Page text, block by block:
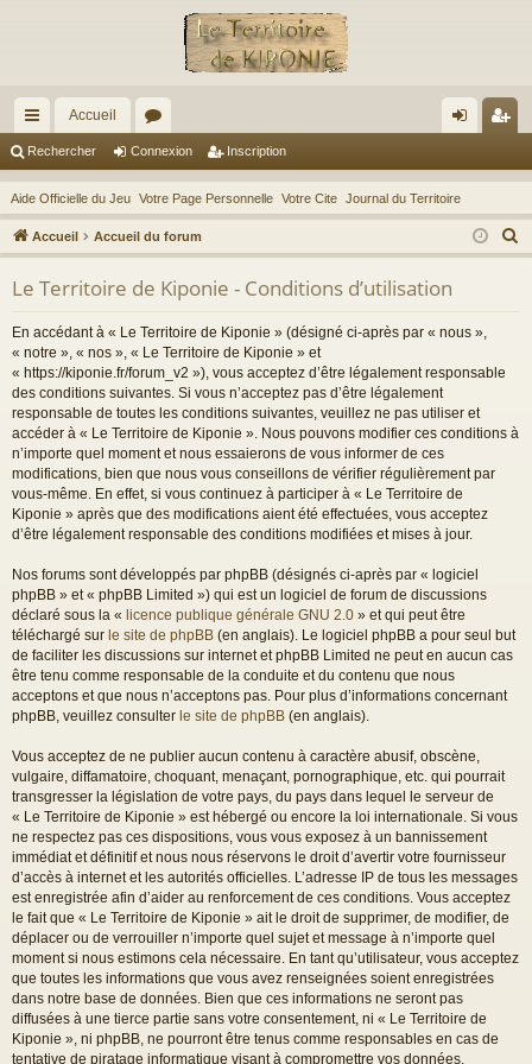
ac
co
ur
ci
s
Accueil
or
u
m
s
ne
xi
on
cri
pti
on
Rechercher Connexion Inscription
Aide Officielle du Jeu Votre Page Personnelle Votre Cite Journal du Territoire
Accueil Accueil du forum
e
Le Territoire de Kiponie - Conditions d’utilisation
En accédant à « Le Territoire de Kiponie » (désigné ci-après par « nous »,
« notre », « nos », « Le Territoire de Kiponie » et
« https://kiponie.fr/forum_v2 »), vous acceptez d’être légalement responsable
des conditions suivantes. Si vous n’acceptez pas d’être légalement
responsable de toutes les conditions suivantes, veuillez ne pas utiliser et
accéder à « Le Territoire de Kiponie ». Nous pouvons modifier ces conditions à
n’importe quel moment et nous essaierons de vous informer de ces
modifications, bien que nous vous conseillons de vérifier régulièrement par
vous-même. En effet, si vous continuez à participer à « Le Territoire de
Kiponie » après que des modifications aient été effectuées, vous acceptez
d’être légalement responsable des conditions modifiées et mises à jour.
Nos forums sont développés par phpBB (désignés ci-après par « logiciel
phpBB » et « phpBB Limited ») qui est un logiciel de forum de discussions
déclaré sous la « licence publique générale GNU 2.0 » et qui peut être
téléchargé sur le site de phpBB (en anglais). Le logiciel phpBB a pour seul but
de faciliter les discussions sur internet et phpBB Limited ne peut en aucun cas
être tenu comme responsable de la conduite et du contenu que nous
acceptons et que nous n’acceptons pas. Pour plus d’informations concernant
phpBB, veuillez consulter le site de phpBB (en anglais).
Vous acceptez de ne publier aucun contenu à caractère abusif, obscène,
vulgaire, diffamatoire, choquant, menaçant, pornographique, etc. qui pourrait
transgresser la législation de votre pays, du pays dans lequel le serveur de
« Le Territoire de Kiponie » est hébergé ou encore la loi internationale. Si vous
ne respectez pas ces dispositions, vous vous exposez à un bannissement
immédiat et définitif et nous nous réservons le droit d’avertir votre fournisseur
d’accès à internet et les autorités officielles. L’adresse IP de tous les messages
est enregistrée afin d’aider au renforcement de ces conditions. Vous acceptez
le fait que « Le Territoire de Kiponie » ait le droit de supprimer, de modifier, de
déplacer ou de verrouiller n’importe quel sujet et message à n’importe quel
moment si nous estimons cela nécessaire. En tant qu’utilisateur, vous acceptez
que toutes les informations que vous avez renseignées soient enregistrées
dans notre base de données. Bien que ces informations ne seront pas
diffusées à une tierce partie sans votre consentement, ni « Le Territoire de
Kiponie », ni phpBB, ne pourront être tenus comme responsables en cas de
tentative de piratage informatique visant à compromettre vos données.